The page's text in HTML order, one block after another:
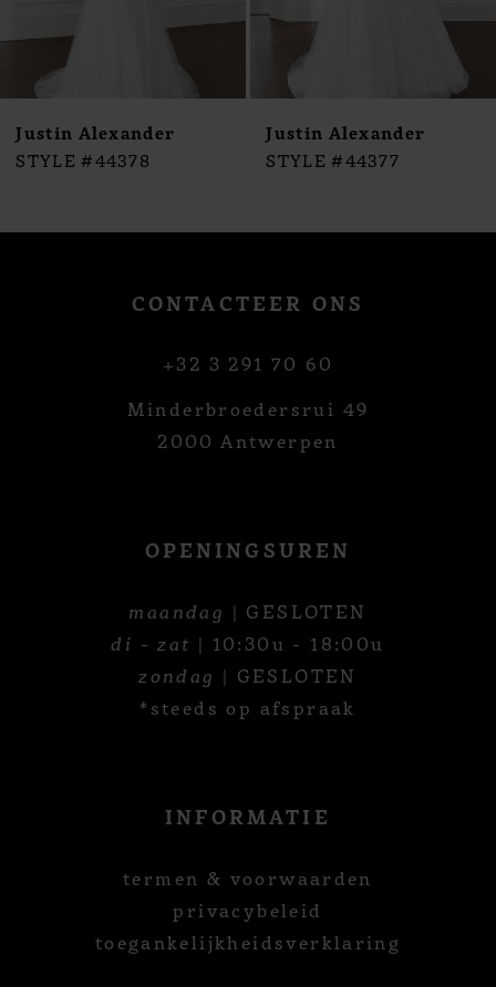
8
10
11
12
14
Justin Alexander
STYLE #44378
Justin Alexander
STYLE #44377
CONTACTEER ONS
+32 3 291 70 60
Minderbroedersrui 49
2000 Antwerpen
OPENINGSUREN
maandag | GESLOTEN
di - zat | 10:30u - 18:00u
zondag | GESLOTEN
*steeds op afspraak
INFORMATIE
termen & voorwaarden
privacybeleid
toegankelijkheidsverklaring